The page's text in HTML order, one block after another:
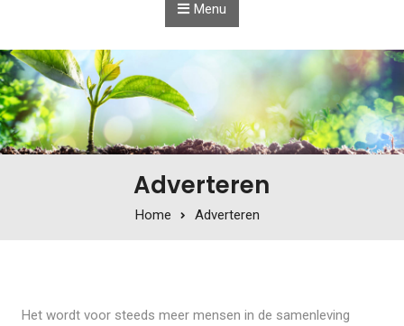
Menu
Adverteren
Home Adverteren
Het wordt voor steeds meer mensen in de samenleving